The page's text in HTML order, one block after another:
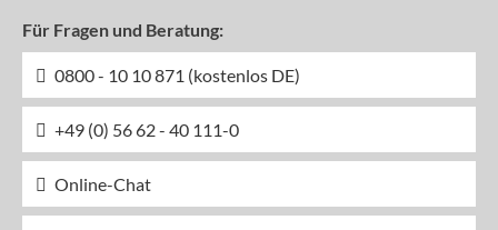
Für Fragen und Beratung:
0800 - 10 10 871 (kostenlos DE)
+49 (0) 56 62 - 40 111-0
Online-Chat